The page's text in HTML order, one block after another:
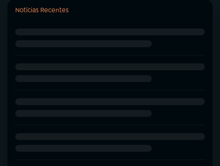
Notícias Recentes